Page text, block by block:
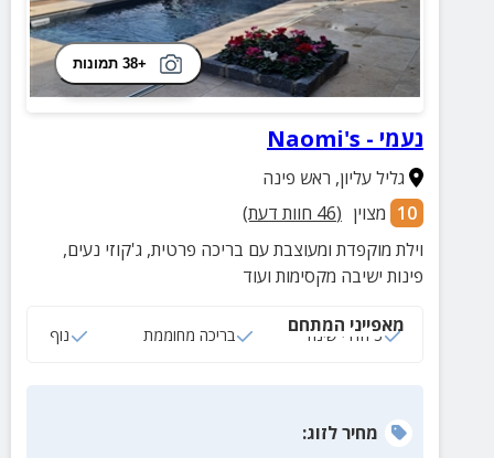
+38 תמונות
נעמי - Naomi's
גליל עליון, ראש פינה
10 מצוין (
46 חוות דעת)
וילת מוקפדת ומעוצבת עם בריכה פרטית, ג'קוזי נעים,
פינות ישיבה מקסימות ועוד
מאפייני המתחם
3 חדרי שינה בריכה מחוממת נוף
מחירלזוג: